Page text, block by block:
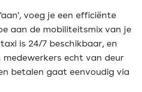
voeg je een efficiënte
aan de mobiliteitsmix van je
is 24/7 beschikbaar, en
echt van deur
betalen gaat eenvoudig via